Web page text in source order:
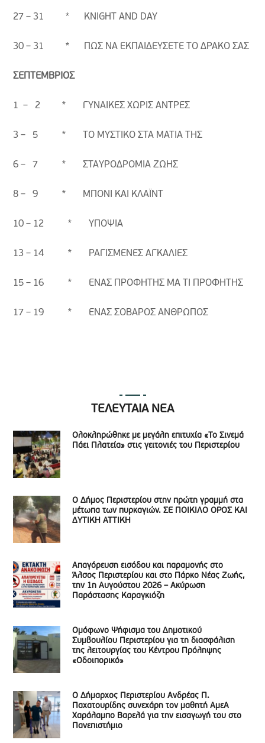
27 – 31 * KNIGHT AND DAY
30 – 31 * ΠΩΣ ΝΑ ΕΚΠΑΙΔΕΥΣΕΤΕ ΤΟ ΔΡΑΚΟ ΣΑΣ
ΣΕΠΤΕΜΒΡΙΟΣ
1 – 2 * ΓΥΝΑΙΚΕΣ ΧΩΡΙΣ ΑΝΤΡΕΣ
3 – 5 * ΤΟ ΜΥΣΤΙΚΟ ΣΤΑ ΜΑΤΙΑ ΤΗΣ
6 – 7 * ΣΤΑΥΡΟΔΡΟΜΙΑ ΖΩΗΣ
8 – 9 * ΜΠΟΝΙ ΚΑΙ ΚΛΑΪΝΤ
10 – 12 * ΥΠΟΨΙΑ
13 – 14 * ΡΑΓΙΣΜΕΝΕΣ ΑΓΚΑΛΙΕΣ
15 – 16 * ΕΝΑΣ ΠΡΟΦΗΤΗΣ ΜΑ ΤΙ ΠΡΟΦΗΤΗΣ
17 – 19 * ΕΝΑΣ ΣΟΒΑΡΟΣ ΑΝΘΡΩΠΟΣ
ΤΕΛΕΥΤΑΙΑ ΝΕΑ
Ολοκληρώθηκε με μεγάλη επιτυχία «Το Σινεμά
Πάει Πλατεία» στις γειτονιές του Περιστερίου
Ο Δήμος Περιστερίου στην πρώτη γραμμή στα
μέτωπα των πυρκαγιών. ΣΕ ΠΟΙΚΙΛΟ ΟΡΟΣ ΚΑΙ
ΔΥΤΙΚΗ ΑΤΤΙΚΗ
Απαγόρευση εισόδου και παραμονής στο
Άλσος Περιστερίου και στο Πάρκο Νέας Ζωής,
την 1η Αυγούστου 2026 – Ακύρωση
Παράστασης Καραγκιόζη
Ομόφωνο Ψήφισμα του Δημοτικού
Συμβουλίου Περιστερίου για τη διασφάλιση
της λειτουργίας του Κέντρου Πρόληψης
«Οδοιπορικό»
Ο Δήμαρχος Περιστερίου Ανδρέας Π.
Παχατουρίδης συνεχάρη τον μαθητή ΑμεΑ
Χαράλαμπο Βαρελά για την εισαγωγή του στο
Πανεπιστήμιο